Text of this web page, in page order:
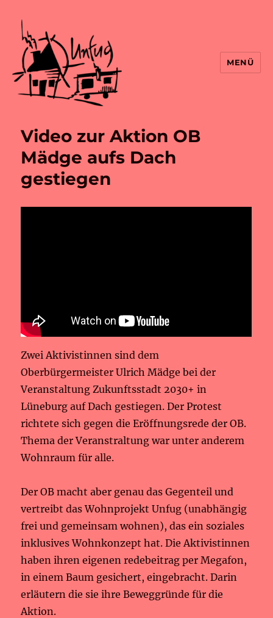
MENÜ
Video zur Aktion OB
Mädge aufs Dach
gestiegen
Zwei Aktivistinnen sind dem
Oberbürgermeister Ulrich Mädge bei der
Veranstaltung Zukunftsstadt 2030+ in
Lüneburg auf Dach gestiegen. Der Protest
richtete sich gegen die Eröffnungsrede der OB.
Thema der Veranstraltung war unter anderem
Wohnraum für alle.
Der OB macht aber genau das Gegenteil und
vertreibt das Wohnprojekt Unfug (unabhängig
frei und gemeinsam wohnen), das ein soziales
inklusives Wohnkonzept hat. Die Aktivistinnen
haben ihren eigenen redebeitrag per Megafon,
in einem Baum gesichert, eingebracht. Darin
erläutern die sie ihre Beweggründe für die
Aktion.